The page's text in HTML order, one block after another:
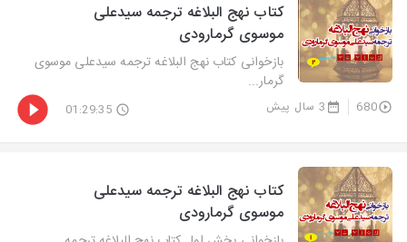
كتاب نهج البلاغه ترجمه سیدعلی
موسوی گرمارودی
بازخوانی كتاب نهج البلاغه ترجمه سیدعلی موسوی
گرمار...
680 3 سال پیش 01:29:35
كتاب نهج البلاغه ترجمه سیدعلی
موسوی گرمارودی